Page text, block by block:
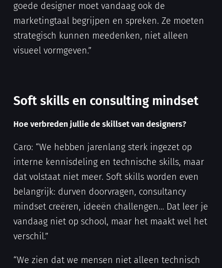
goede designer moet vandaag ook de
marketingtaal begrijpen en spreken. Ze moeten
strategisch kunnen meedenken, niet alleen
visueel vormgeven.”
Soft skills en consulting mindset
Hoe verbreden jullie de skillset van designers?
Caro: “We hebben jarenlang sterk ingezet op
interne kennisdeling en technische skills, maar
dat volstaat niet meer. Soft skills worden even
belangrijk: durven doorvragen, consultancy
mindset creëren, ideeën challengen… Dat leer je
vandaag niet op school, maar het maakt wel het
verschil.”
“We zien dat we mensen niet alleen technisch